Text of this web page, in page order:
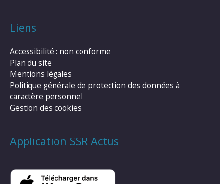
Liens
Accessibilité : non conforme
Plan du site
Mentions légales
Politique générale de protection des données à
caractère personnel
Gestion des cookies
Application SSR Actus